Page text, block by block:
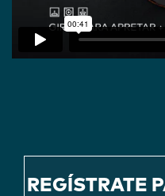
REGÍSTRATE